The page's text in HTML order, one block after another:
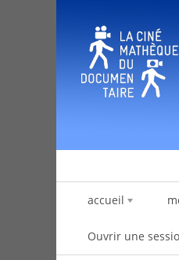
accueil
Ouvrir une